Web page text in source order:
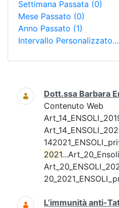
Settimana Passata (0)
Mese Passato (0)
Anno Passato (1)
Intervallo Personalizzato…
Ricerca
Dott.ssa Barbara
Contenuto Web
2021
L’immunità anti-